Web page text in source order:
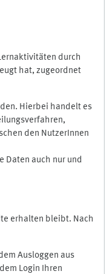
durch
hat, zugeordnet
Hierbei handelt es
den NutzerInnen
Daten auch nur und
erhalten bleibt. Nach
Ausloggen aus
Login Ihren